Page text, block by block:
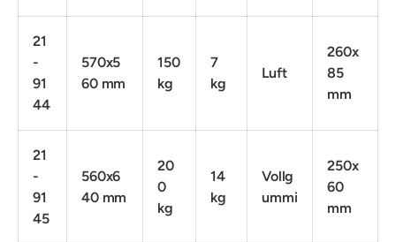
21
-
91
44
570x5
60 mm
150
kg
7
kg
Luft
260x
85
mm
21
-
91
45
560x6
40 mm
20
0
kg
14
kg
Vollg
ummi
250x
60
mm